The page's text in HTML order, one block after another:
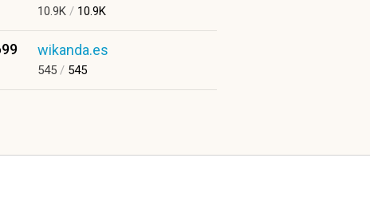
10.9K / 10.9K
wikanda.es
545 / 545